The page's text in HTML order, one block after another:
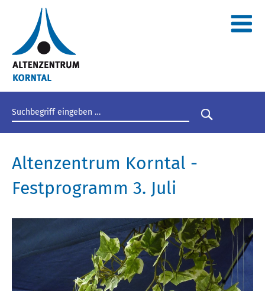
Suchbegriff eingeben
Suche
Altenzentrum Korntal -
Festprogramm 3. Juli